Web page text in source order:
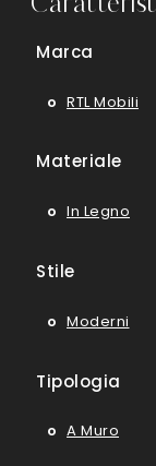
Marca
RTL Mobili
Materiale
In Legno
Stile
Moderni
Tipologia
A Muro